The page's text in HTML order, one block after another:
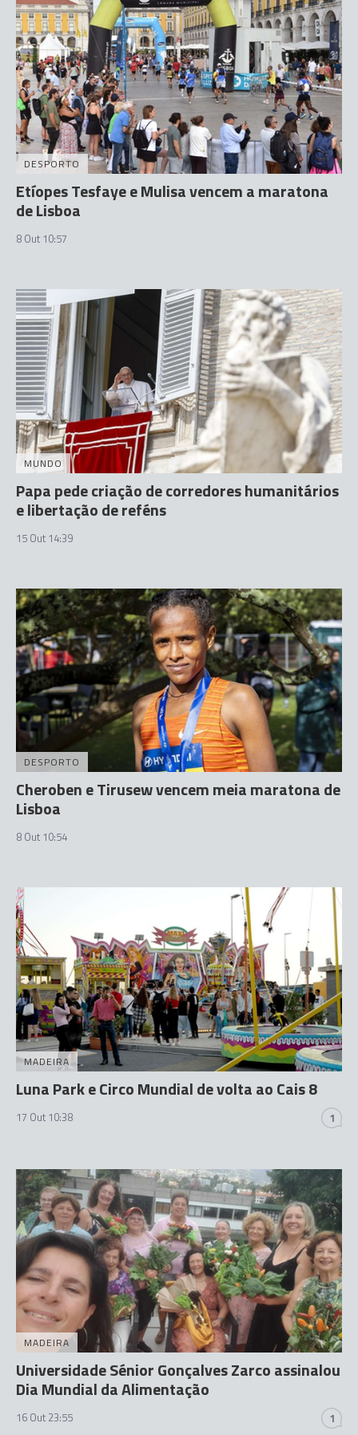
DESPORTO
Etíopes Tesfaye e Mulisa vencem a maratona
de Lisboa
8 Out 10:57
MUNDO
Papa pede criação de corredores humanitários
e libertação de reféns
15 Out 14:39
DESPORTO
Cheroben e Tirusew vencem meia maratona de
Lisboa
8 Out 10:54
MADEIRA
Luna Park e Circo Mundial de volta ao Cais 8
17 Out 10:38 1
MADEIRA
Universidade Sénior Gonçalves Zarco assinalou
Dia Mundial da Alimentação
16 Out 23:55 1